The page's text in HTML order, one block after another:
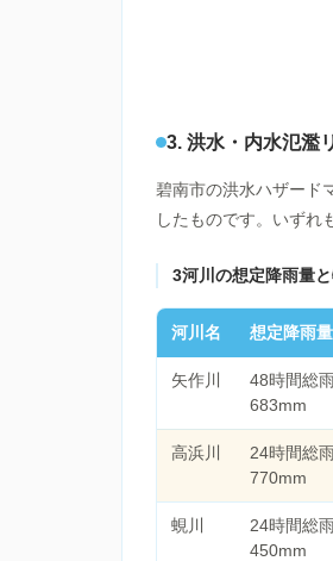
3. 洪水・内水氾濫
碧南市の洪水ハザード
したものです。いずれ
3河川の想定降雨量
河川名 想定降雨量
矢作川
48時間総
683mm
高浜川
24時間総
770mm
蜆川
24時間総
450mm